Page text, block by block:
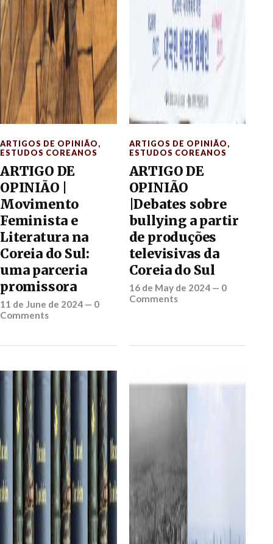
ARTIGOS DE OPINIÃO,
ESTUDOS COREANOS
ARTIGO DE
OPINIÃO |
Movimento
Feminista e
Literatura na
Coreia do Sul:
uma parceria
promissora
11 de June de 2024 — 0
Comments
ARTIGOS DE OPINIÃO,
ESTUDOS COREANOS
ARTIGO DE
OPINIÃO
|Debates sobre
bullying a partir
de produções
televisivas da
Coreia do Sul
16 de May de 2024— 0
Comments